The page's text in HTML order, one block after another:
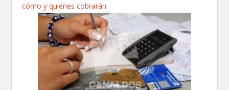
cómo y quiénes cobrarán